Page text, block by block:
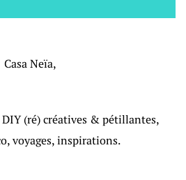
Casa Neïa,
DIY (ré) créatives & pétillantes,
voyages, inspirations.